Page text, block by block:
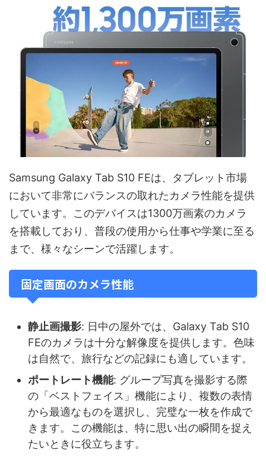
Samsung Galaxy Tab S10 FEは、タブレット市場
において非常にバランスの取れたカメラ性能を提供
しています。このデバイスは1300万画素のカメラ
を搭載しており、普段の使用から仕事や学業に至る
まで、様々なシーンで活躍します。
固定画面のカメラ性能
静止画撮影: 日中の屋外では、Galaxy Tab S10
FEのカメラは十分な解像度を提供します。色味
は自然で、旅行などの記録にも適しています。
ポートレート機能: グループ写真を撮影する際
の「ベストフェイス」機能により、複数の表情
から最適なものを選択し、完璧な一枚を作成で
きます。この機能は、特に思い出の瞬間を捉え
たいときに役立ちます。